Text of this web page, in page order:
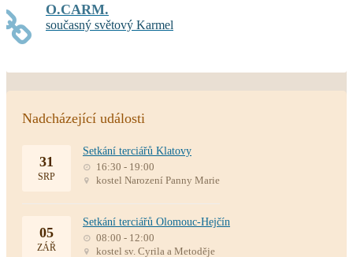
O.CARM.
současný světový Karmel
Nadcházející události
31
SRP
Setkání terciářů Klatovy
16:30 - 19:00
kostel Narození Panny Marie
05
ZÁŘ
Setkání terciářů Olomouc-Hejčín
08:00 - 12:00
kostel sv. Cyrila a Metoděje